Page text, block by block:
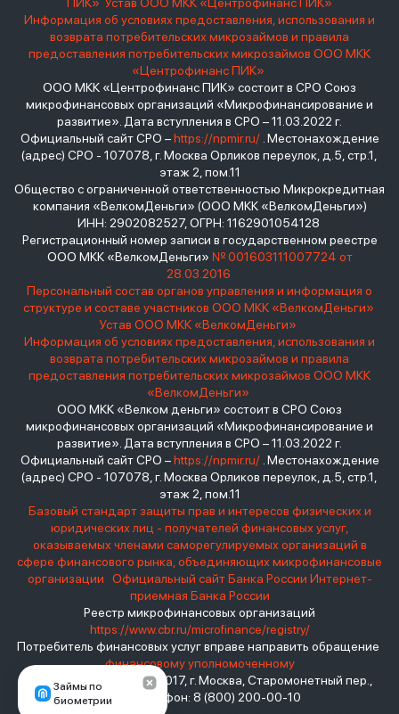
Займы по
биометрии
Информация об условиях предоставления, использования и
возврата потребительских микрозаймов и правила
предоставления потребительских микрозаймов ООО МКК
«Центрофинанс ПИК»
ООО МКК «Центрофинанс ПИК» состоит в СРО Союз
микрофинансовых организаций «Микрофинансирование и
развитие». Дата вступления в СРО – 11.03.2022 г.
Официальный сайт СРО –https://npmir.ru/. Местонахождение
(адрес) СРО - 107078, г. Москва Орликов переулок, д.5, стр.1,
этаж 2, пом.11
Общество с ограниченной ответственностью Микрокредитная
компания «ВелкомДеньги» (ООО МКК «ВелкомДеньги»)
ИНН: 2902082527, ОГРН: 1162901054128
Регистрационный номер записи в государственном реестре
ООО МКК «ВелкомДеньги» № 001603111007724 от
28.03.2016
Персональный состав органов управления и информация о
структуре и составе участников ООО МКК «ВелкомДеньги»
Устав ООО МКК «ВелкомДеньги»
Информация об условиях предоставления, использования и
возврата потребительских микрозаймов и правила
предоставления потребительских микрозаймов ООО МКК
«ВелкомДеньги»
ООО МКК «Велком деньги» состоит в СРО Союз
микрофинансовых организаций «Микрофинансирование и
развитие». Дата вступления в СРО – 11.03.2022 г.
Официальный сайт СРО –https://npmir.ru/. Местонахождение
(адрес) СРО - 107078, г. Москва Орликов переулок, д.5, стр.1,
этаж 2, пом.11
Базовый стандарт защиты прав и интересов физических и
юридических лиц - получателей финансовых услуг,
оказываемых членами саморегулируемых организаций в
сфере финансового рынка, объединяющих микрофинансовые
организации
Официальный сайт Банка России Интернет-
приемная Банка России
Реестр микрофинансовых организаций
https://www.cbr.ru/microfinance/registry/
Потребитель финансовых услуг вправе направить обращение
финансовому уполномоченному
Место нахождения: 119017, г. Москва, Старомонетный пер.,
дом 3 Телефон: 8 (800) 200-00-10